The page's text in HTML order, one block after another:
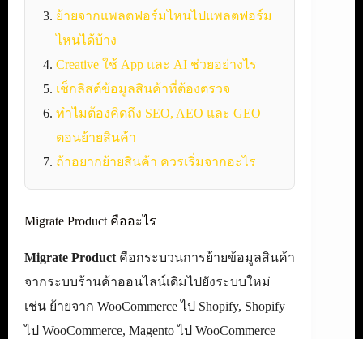
ย้ายจากแพลตฟอร์มไหนไปแพลตฟอร์ม
ไหนได้บ้าง
Creative ใช้ App และ AI ช่วยอย่างไร
เช็กลิสต์ข้อมูลสินค้าที่ต้องตรวจ
ทำไมต้องคิดถึง SEO, AEO และ GEO
ตอนย้ายสินค้า
ถ้าอยากย้ายสินค้า ควรเริ่มจากอะไร
Migrate Product คืออะไร
Migrate Product คือกระบวนการย้ายข้อมูลสินค้า
จากระบบร้านค้าออนไลน์เดิมไปยังระบบใหม่
เช่น ย้ายจาก WooCommerce ไป Shopify, Shopify
ไป WooCommerce, Magento ไป WooCommerce